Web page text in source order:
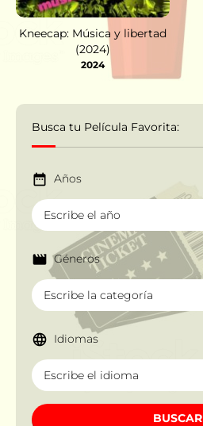
Kneecap: Música y libertad
(2024)
2024
Busca tu Película Favorita:
Años
Géneros
Idiomas
BUSCAR